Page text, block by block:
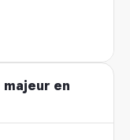
en